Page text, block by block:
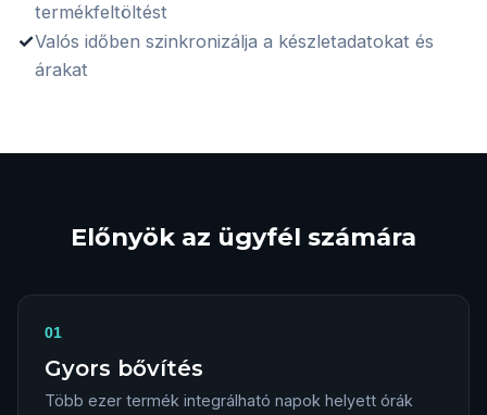
termékfeltöltést
✓Valós időben szinkronizálja a készletadatokat és
árakat
Előnyök az ügyfél számára
01
Gyors bővítés
Több ezer termék integrálható napok helyett órák